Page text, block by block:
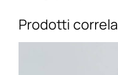
0
0
.
Prodotti